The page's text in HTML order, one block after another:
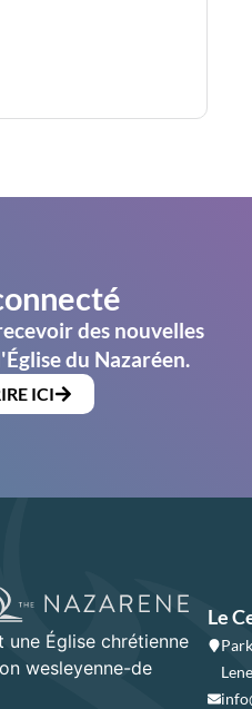
des nouvelles
du Nazaréen.
ICI
une Église chrétienne
wesleyenne-de
Le